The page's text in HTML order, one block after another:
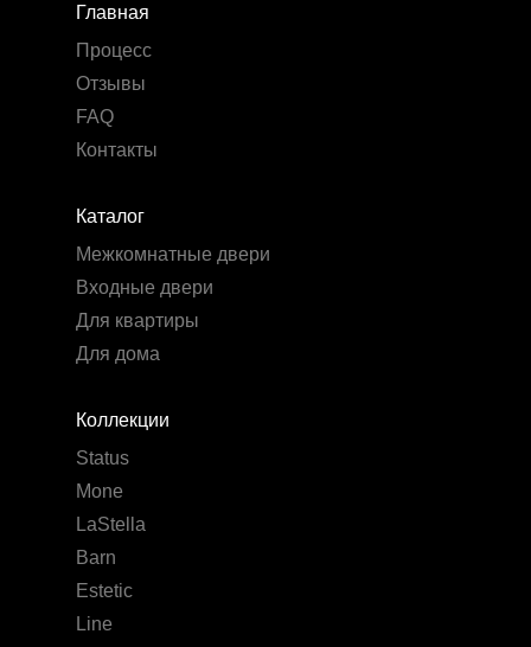
Коллекции
Status
Mone
LaStella
Barn
Estetic
Line
Каталог
Межкомнатные двери
Входные двери
Для квартиры
Для дома
Главная
Процесс
Отзывы
FAQ
Контакты